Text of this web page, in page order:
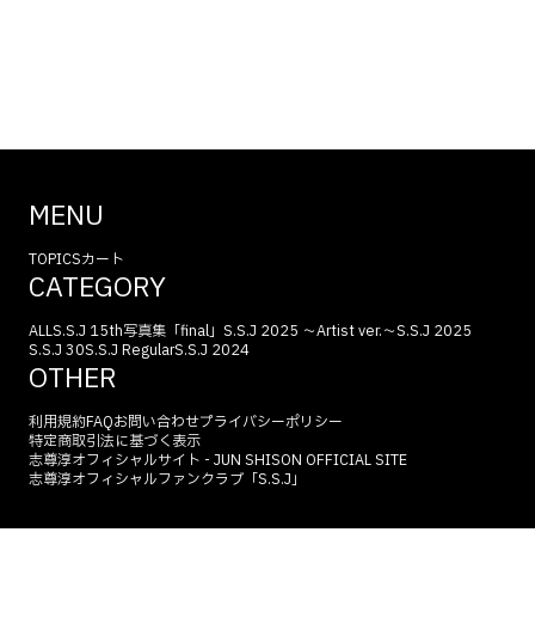
MENU
TOPICSカート
CATEGORY
ALLS.S.J 15th写真集「final」 S.S.J 2025 〜Artist ver.〜S.S.J 2025
S.S.J 30S.S.J RegularS.S.J 2024
OTHER
利用規約FAQお問い合わせプライバシーポリシー
特定商取引法に基づく表示
志尊淳オフィシャルサイト - JUN SHISON OFFICIAL SITE
志尊淳オフィシャルファンクラブ「S.S.J」